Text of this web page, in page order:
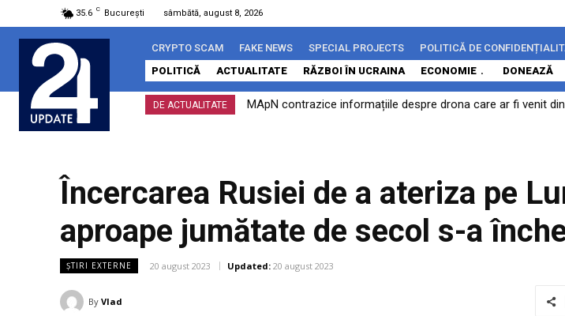
35.6 C București sâmbătă, august 8, 2026
CRYPTO SCAM FAKE NEWS SPECIAL PROJECTS
POLITICĂ DE
POLITICĂ
ACTUALITATE RĂZBOI ÎN UCRAINA ECONOMIE DONEAZĂ
DE ACTUALITATE
MApN contrazice informațiile despre drona care ar fi venit
Încercarea Rusiei de a ateriza pe
aproape jumătate de secol s-a
ȘTIRI EXTERNE 20 august 2023 Updated: 20 august 2023
By Vlad